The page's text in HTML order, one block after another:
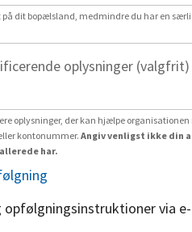
på dit bopælsland, medmindre du har en
oplysninger (valgfrit)
oplysninger, der kan hjælpe organisationen
kontonummer. Angiv venligst ikke din
har.
opfølgningsinstruktioner via